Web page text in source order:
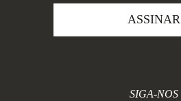
ASSINAR
SIGA-NOS